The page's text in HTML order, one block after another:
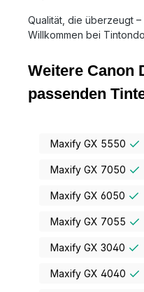
Qualität, die überzeugt
Willkommen bei
Weitere Canon
passenden
Maxify GX 5550
Maxify GX 7050
Maxify GX 6050
Maxify GX 7055
Maxify GX 3040
Maxify GX 4040